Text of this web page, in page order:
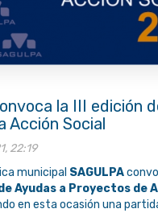
la III edición
Acción Social
22:19
municipal SAGULPA
Ayudas a Proyectos de
en esta ocasión una